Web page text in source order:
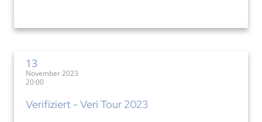
13
November 2023
20:00
Verifiziert - Veri Tour 2023